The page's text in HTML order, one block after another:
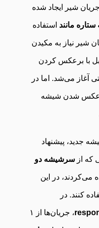
شیر ایجاد شده
مانند استفاده
شیر نیاز به مکیدن
با برعکس کردن
آغاز می‌شد. اما در
شدن شیشه
جدید، پیشنهاد
که از سرشیشه دو
می‌کردند، در این
، جریان‌ها از ۱